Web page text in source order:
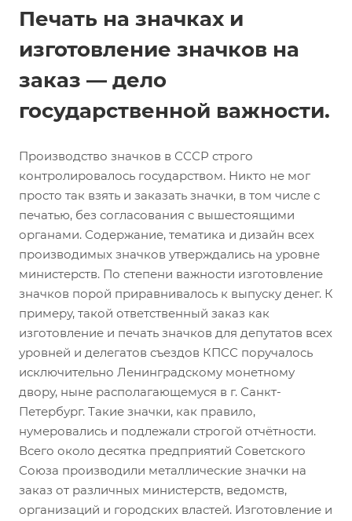
Печать на значках и
изготовление значков на
заказ — дело
государственной важности.
Производство значков в СССР строго
контролировалось государством. Никто не мог
просто так взять и заказать значки, в том числе с
печатью, без согласования с вышестоящими
органами. Содержание, тематика и дизайн всех
производимых значков утверждались на уровне
министерств. По степени важности изготовление
значков порой приравнивалось к выпуску денег. К
примеру, такой ответственный заказ как
изготовление и печать значков для депутатов всех
уровней и делегатов съездов КПСС поручалось
исключительно Ленинградскому монетному
двору, ныне располагающемуся в г. Санкт-
Петербург. Такие значки, как правило,
нумеровались и подлежали строгой отчётности.
Всего около десятка предприятий Советского
Союза производили металлические значки на
заказ от различных министерств, ведомств,
организаций и городских властей. Изготовление и